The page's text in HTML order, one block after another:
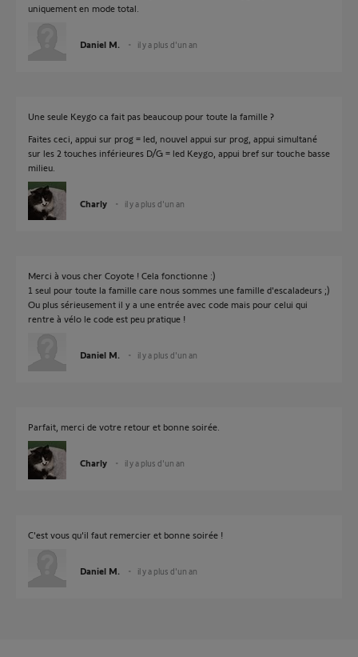
uniquement en mode total.
Daniel M. il y a plus d'un an
Une seule Keygo ca fait pas beaucoup pour toute la famille ?
Faites ceci, appui sur prog = led, nouvel appui sur prog, appui simultané
sur les 2 touches inférieures D/G = led Keygo, appui bref sur touche basse
milieu.
Charly il y a plus d'un an
Merci à vous cher Coyote ! Cela fonctionne :)
1 seul pour toute la famille care nous sommes une famille d'escaladeurs ;)
Ou plus sérieusement il y a une entrée avec code mais pour celui qui
rentre à vélo le code est peu pratique !
Daniel M. il y a plus d'un an
Parfait, merci de votre retour et bonne soirée.
Charly il y a plus d'un an
C'est vous qu'il faut remercier et bonne soirée !
Daniel M. il y a plus d'un an